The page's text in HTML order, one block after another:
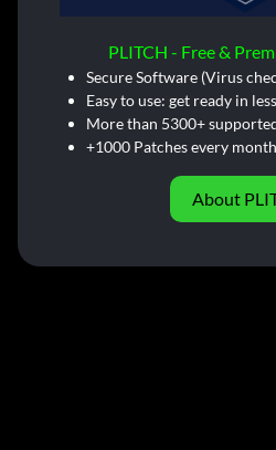
PLITCH - Free &
Secure Software (Virus
Easy to use: get ready in
More than 5300+
+1000 Patches every
About